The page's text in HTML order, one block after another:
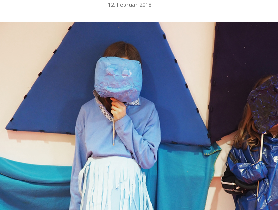
12. Februar 2018